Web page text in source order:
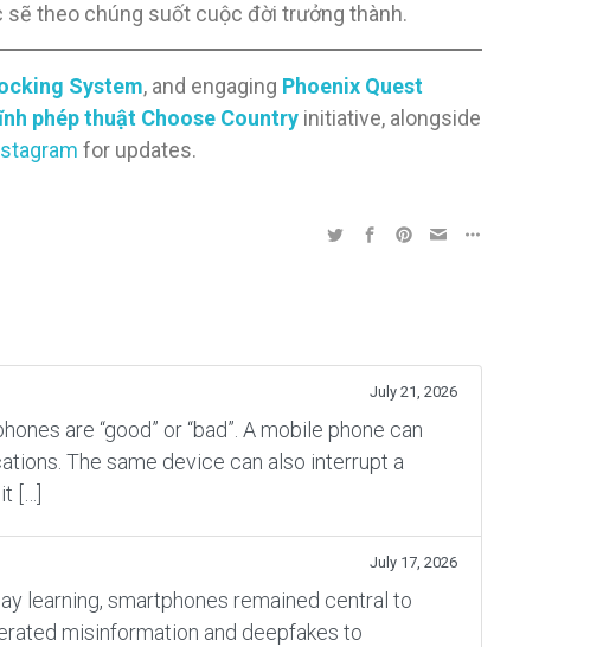
theo chúng suốt cuộc đời trưởng thành.
System, and engaging Phoenix Quest
phép thuật Choose Country initiative, alongside
for updates.
July 21, 2026
are “good” or “bad”. A mobile phone can
The same device can also interrupt a
[…]
July 17, 2026
learning, smartphones remained central to
misinformation and deepfakes to